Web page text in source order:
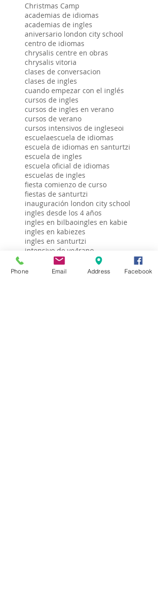
Christmas Camp
academias de idiomas
academias de ingles
aniversario london city school
centro de idiomas
chrysalis centre en obras
chrysalis vitoria
clases de conversacion
clases de ingles
cuando empezar con el inglés
cursos de ingles
cursos de ingles en verano
cursos de verano
cursos intensivos de ingleseoi
escuelaescuela de idiomas
escuela de idiomas en santurtzi
escuela de ingles
escuela oficial de idiomas
escuelas de ingles
fiesta comienzo de curso
fiestas de santurtzi
inauguración london city school
ingles desde los 4 años
ingles en bilbaoingles en kabie
ingles en kabiezes
ingles en santurtzi
intensivo de ve4rano
intensivos ingles santurtzi
intensivos julio en santurtzi
Phone Email Address Facebook